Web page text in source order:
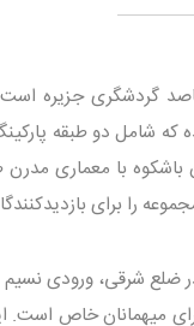
گردشگری جزیره است
شامل دو طبقه
باشکوه با معماری
را برای
ضلع شرقی، ورودی
میهمانان خاص است.